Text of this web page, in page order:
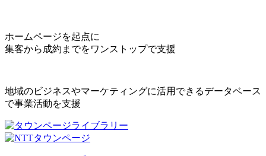
ホームページを起点に
集客から成約までをワンストップで支援
地域のビジネスやマーケティングに活用できるデータベース
で事業活動を支援